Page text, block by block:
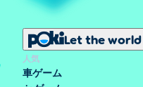
Let the
人気
車ゲーム